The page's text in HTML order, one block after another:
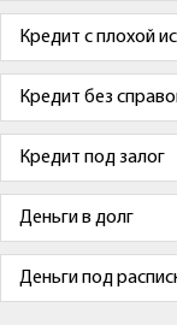
Кредит с плохой
Кредит без
Кредит под залог
Деньги в долг
Деньги под